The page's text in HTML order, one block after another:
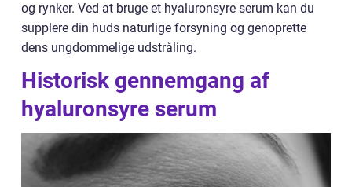
og rynker. Ved at bruge et hyaluronsyre serum kan du
supplere din huds naturlige forsyning og genoprette
dens ungdommelige udstråling.
Historisk gennemgang af
hyaluronsyre serum